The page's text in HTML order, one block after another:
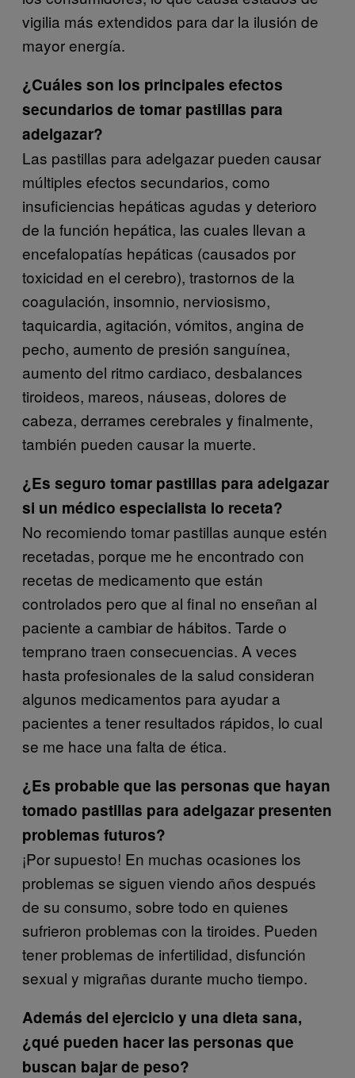
vigilia más extendidos para dar la ilusión de
mayor energía.
¿Cuáles son los principales efectos
secundarios de tomar pastillas para
adelgazar?
Las pastillas para adelgazar pueden causar
múltiples efectos secundarios, como
insuficiencias hepáticas agudas y deterioro
de la función hepática, las cuales llevan a
encefalopatías hepáticas (causados por
toxicidad en el cerebro), trastornos de la
coagulación, insomnio, nerviosismo,
taquicardia, agitación, vómitos, angina de
pecho, aumento de presión sanguínea,
aumento del ritmo cardiaco, desbalances
tiroideos, mareos, náuseas, dolores de
cabeza, derrames cerebrales y finalmente,
también pueden causar la muerte.
¿Es seguro tomar pastillas para adelgazar
si un médico especialista lo receta?
No recomiendo tomar pastillas aunque estén
recetadas, porque me he encontrado con
recetas de medicamento que están
controlados pero que al final no enseñan al
paciente a cambiar de hábitos. Tarde o
temprano traen consecuencias. A veces
hasta profesionales de la salud consideran
algunos medicamentos para ayudar a
pacientes a tener resultados rápidos, lo cual
se me hace una falta de ética.
¿Es probable que las personas que hayan
tomado pastillas para adelgazar presenten
problemas futuros?
¡Por supuesto! En muchas ocasiones los
problemas se siguen viendo años después
de su consumo, sobre todo en quienes
sufrieron problemas con la tiroides. Pueden
tener problemas de infertilidad, disfunción
sexual y migrañas durante mucho tiempo.
Además del ejercicio y una dieta sana,
¿qué pueden hacer las personas que
buscan bajar de peso?